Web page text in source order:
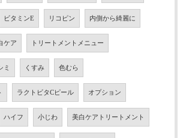
ビタミンE リコピン 内側から綺麗に
ケア トリートメントメニュー
ミ くすみ 色むら
ラクトビタCピール オプション
ハイフ 小じわ 美白ケアトリートメント